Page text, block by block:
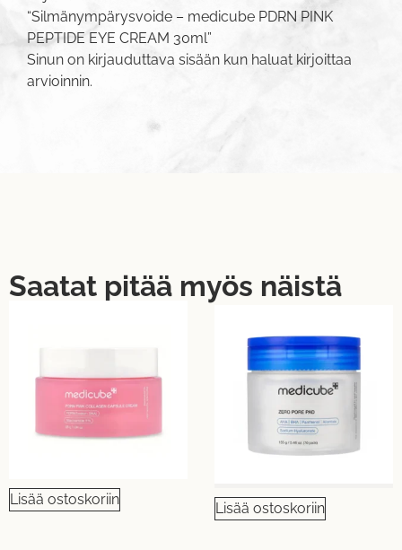
“Silmänympärysvoide – medicube PDRN PINK
PEPTIDE EYE CREAM 30ml”
Sinun on kirjauduttava sisään kun haluat kirjoittaa
arvioinnin.
Saatat pitää myös näistä
Lisää ostoskoriin
Lisää ostoskoriin